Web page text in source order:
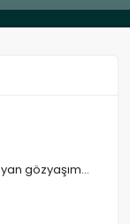
gözyaşım…